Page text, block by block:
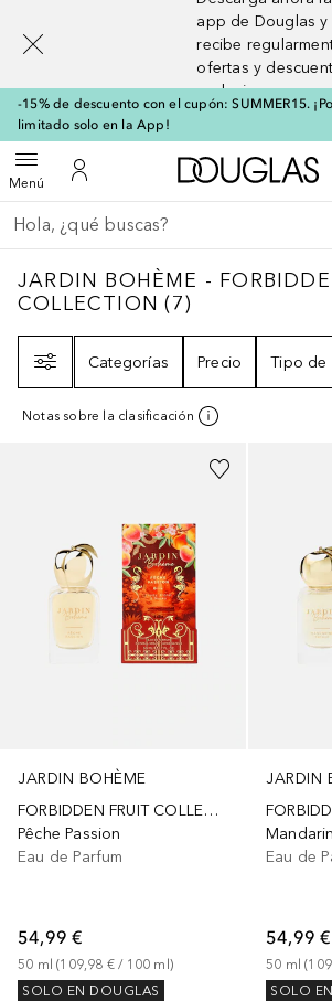
app de Douglas y
recibe
ofertas y
exclusivos
-15% de descuento con el cupón: SUMMER15.
limitado solo en la App!
MenúAbrir menúMi cuenta
A
Regresar
Ejecutar búsqueda
JARDIN BOHÈME -
JARDIN BOHÈME -
COLLECTION (7)
Categorías
Precio Tipo de
Notas sobre la clasificación
JARDIN BOHÈME
FORBIDDEN FRUIT COLLECTION
Pêche Passion
Eau de Parfum
54,99 €
50 ml (109,98 € / 100 ml )
SOLO EN DOUGLAS
JARDIN
Eau de
54,99 €
50 ml (
SOLO
[navigation.slideout.screenreader]